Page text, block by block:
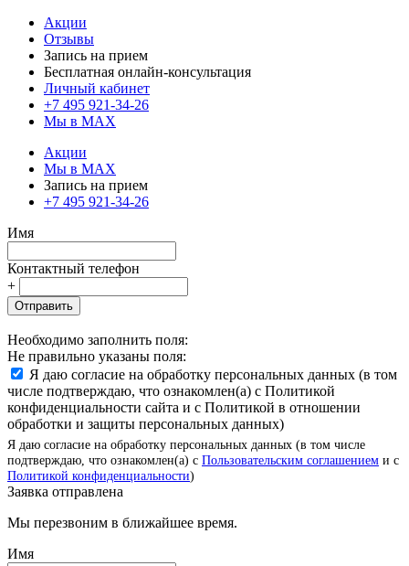
Акции
Отзывы
Запись на прием
Бесплатная онлайн-консультация
Личный кабинет
+7 495 921-34-26
Мы в MAX
Акции
Мы в MAX
Запись на прием
+7 495 921-34-26
Имя
Контактный телефон
+
Отправить
Необходимо заполнить поля:
Не правильно указаны поля:
Я даю согласие на обработку персональных данных (в том
числе подтверждаю, что ознакомлен(а) с Политикой
конфиденциальности сайта и с Политикой в отношении
обработки и защиты персональных данных)
Я даю согласие на обработку персональных данных (в том числе
подтверждаю, что ознакомлен(а) с Пользовательским соглашением и с
Политикой конфиденциальности)
Заявка отправлена
Мы перезвоним в ближайшее время.
Имя